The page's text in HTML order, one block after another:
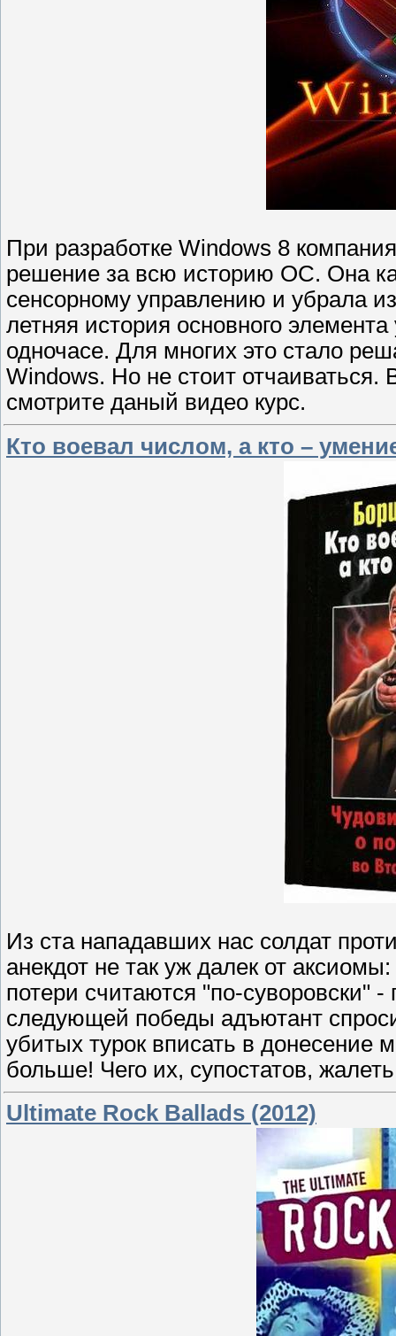
При разработке Windows 8
решение за всю историю ОС. Она
сенсорному управлению и убрала
летняя история основного
одночасе. Для многих это стало
Windows. Но не стоит отчаиваться.
смотрите даный видео курс.
Кто воевал числом, а кто –
Из ста нападавших нас солдат
анекдот не так уж далек от
потери считаются "по-суворовски" -
следующей победы адъютант
убитых турок вписать в донесение
больше! Чего их, супостатов,
Ultimate Rock Ballads (2012)